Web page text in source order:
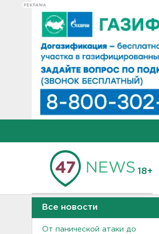
РЕКЛАМА
18+
Все новости
От панической атаки до